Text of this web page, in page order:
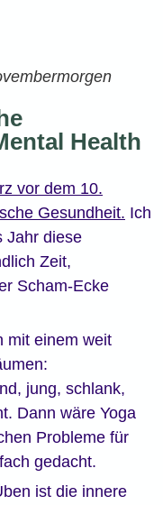
Health
vor dem 10.
Gesundheit. Ich
Jahr diese
Zeit,
Scham-Ecke
mit einem weit
jung, schlank,
Dann wäre Yoga
Probleme für
gedacht.
ist die innere